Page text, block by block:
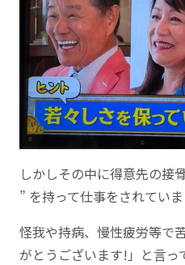
しかしその中に得意先の接
” を持って仕事をされていま
怪我や持病、慢性疲労等で
がとうございます!」と言っ